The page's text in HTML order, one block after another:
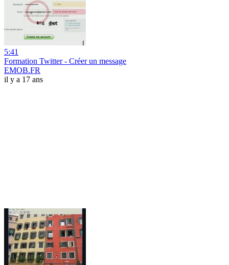
5:41
Formation Twitter - Créer un message
EMOB.FR
il y a 17 ans